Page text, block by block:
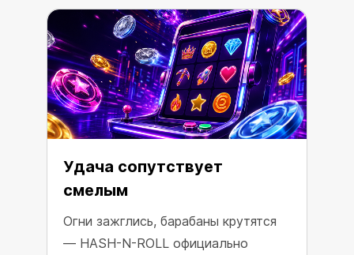
Удача сопутствует
смелым
Огни зажглись, барабаны крутятся
— HASH-N-ROLL официально